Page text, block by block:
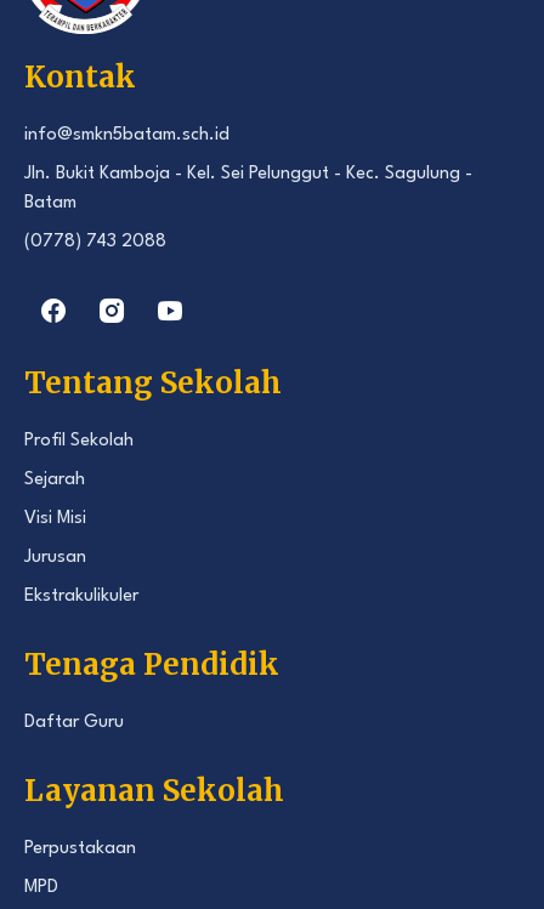
Kontak
info@smkn5batam.sch.id
Jln. Bukit Kamboja - Kel. Sei Pelunggut - Kec. Sagulung -
Batam
(0778) 743 2088
Tentang Sekolah
Profil Sekolah
Sejarah
Visi Misi
Jurusan
Ekstrakulikuler
Tenaga Pendidik
Daftar Guru
Layanan Sekolah
Perpustakaan
MPD